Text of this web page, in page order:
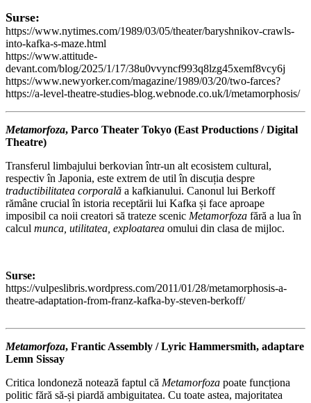
Surse:
https://www.nytimes.com/1989/03/05/theater/baryshnikov-crawls-
into-kafka-s-maze.html
https://www.attitude-
devant.com/blog/2025/1/17/38u0vvyncf993q8lzg45xemf8vcy6j
https://www.newyorker.com/magazine/1989/03/20/two-farces?
https://a-level-theatre-studies-blog.webnode.co.uk/l/metamorphosis/
Metamorfoza, Parco Theater Tokyo (East Productions / Digital
Theatre)
Transferul limbajului berkovian într-un alt ecosistem cultural,
respectiv în Japonia, este extrem de util în discuția despre
traductibilitatea corporală a kafkianului. Canonul lui Berkoff
rămâne crucial în istoria receptării lui Kafka și face aproape
imposibil ca noii creatori să trateze scenic Metamorfoza fără a lua în
calcul munca, utilitatea, exploatarea omului din clasa de mijloc.
Surse:
https://vulpeslibris.wordpress.com/2011/01/28/metamorphosis-a-
theatre-adaptation-from-franz-kafka-by-steven-berkoff/
Metamorfoza, Frantic Assembly / Lyric Hammersmith, adaptare
Lemn Sissay
Critica londoneză notează faptul că Metamorfoza poate funcționa
politic fără să-și piardă ambiguitatea. Cu toate astea, majoritatea